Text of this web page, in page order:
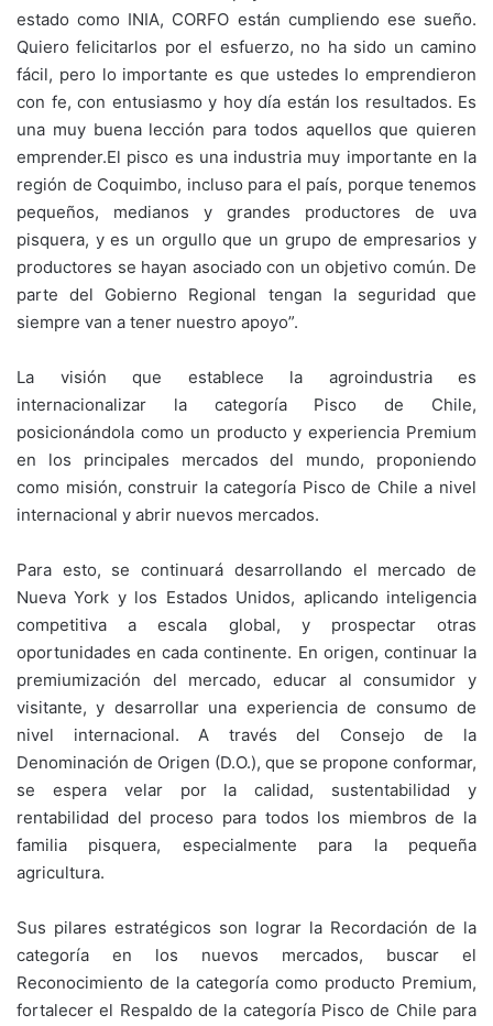
estado como INIA, CORFO están cumpliendo ese sueño.
Quiero felicitarlos por el esfuerzo, no ha sido un camino
fácil, pero lo importante es que ustedes lo emprendieron
con fe, con entusiasmo y hoy día están los resultados. Es
una muy buena lección para todos aquellos que quieren
emprender.El pisco es una industria muy importante en la
región de Coquimbo, incluso para el país, porque tenemos
pequeños, medianos y grandes productores de uva
pisquera, y es un orgullo que un grupo de empresarios y
productores se hayan asociado con un objetivo común. De
parte del Gobierno Regional tengan la seguridad que
siempre van a tener nuestro apoyo”.
La visión que establece la agroindustria es
internacionalizar la categoría Pisco de Chile,
posicionándola como un producto y experiencia Premium
en los principales mercados del mundo, proponiendo
como misión, construir la categoría Pisco de Chile a nivel
internacional y abrir nuevos mercados.
Para esto, se continuará desarrollando el mercado de
Nueva York y los Estados Unidos, aplicando inteligencia
competitiva a escala global, y prospectar otras
oportunidades en cada continente. En origen, continuar la
premiumización del mercado, educar al consumidor y
visitante, y desarrollar una experiencia de consumo de
nivel internacional. A través del Consejo de la
Denominación de Origen (D.O.), que se propone conformar,
se espera velar por la calidad, sustentabilidad y
rentabilidad del proceso para todos los miembros de la
familia pisquera, especialmente para la pequeña
agricultura.
Sus pilares estratégicos son lograr la Recordación de la
categoría en los nuevos mercados, buscar el
Reconocimiento de la categoría como producto Premium,
fortalecer el Respaldo de la categoría Pisco de Chile para